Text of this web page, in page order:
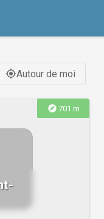
gps_fixedAutour de moi
explore 701 m